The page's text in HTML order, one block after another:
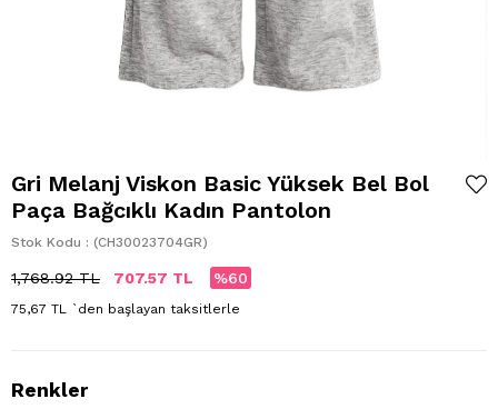
Gri Melanj Viskon Basic Yüksek Bel Bol
Paça Bağcıklı Kadın Pantolon
Stok Kodu (CH30023704GR)
1,768.92 TL 707.57 TL 60
75,67 TL `den başlayan taksitlerle